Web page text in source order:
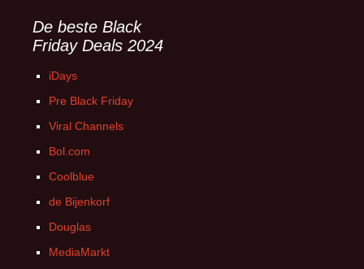
De beste Black
Friday Deals 2024
iDays
Pre Black Friday
Viral Channels
Bol.com
Coolblue
de Bijenkorf
Douglas
MediaMarkt